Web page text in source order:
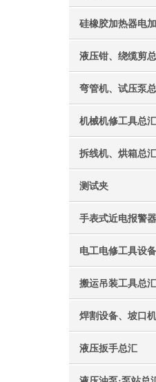
硅橡胶加热器电
液压钳、绕缆剪
弯管机、试压泵
机械机修工具总汇
拆线机、烘箱总汇
测试夹
手表式近电报警器
电工电修工具设
搬运吊装工具总汇
焊割设备、坡口
液压扳手总汇